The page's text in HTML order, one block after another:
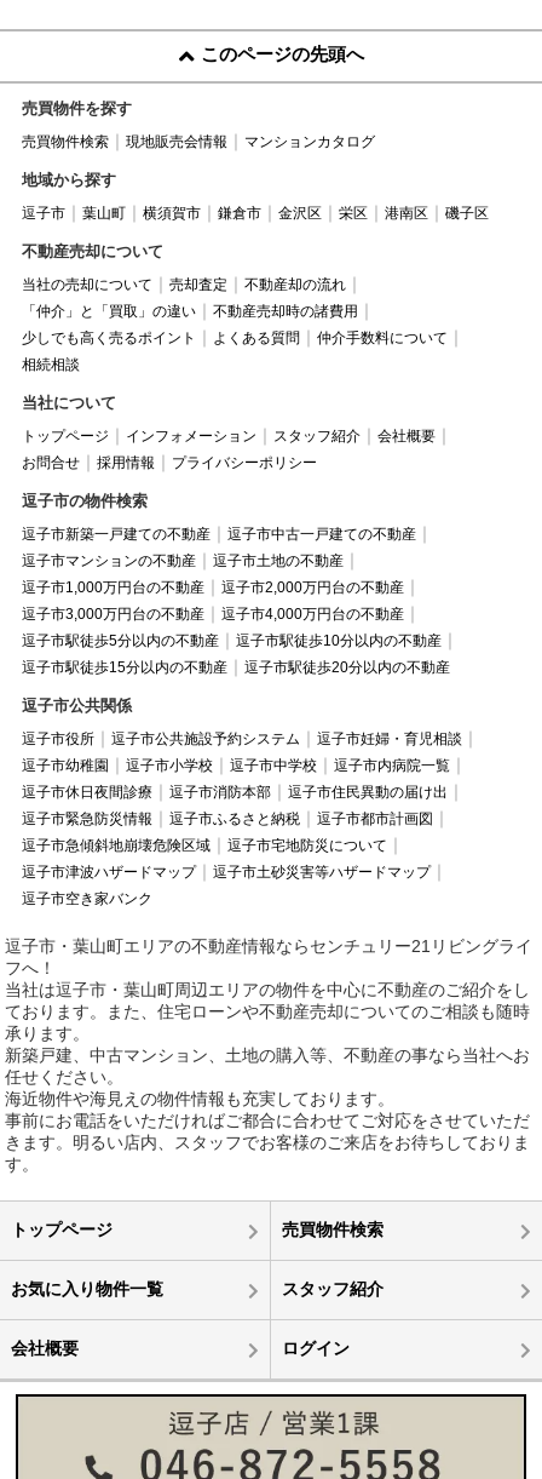
このページの先頭へ
売買物件を探す
売買物件検索 現地販売会情報 マンションカタログ
地域から探す
逗子市 葉山町 横須賀市 鎌倉市 金沢区 栄区 港南区 磯子区
不動産売却について
当社の売却について 売却査定
不動産却の流れ
「仲介」と「買取」の違い
不動産売却時の諸費用
少しでも高く売るポイント
よくある質問
仲介手数料について
相続相談
当社について
トップページ インフォメーション スタッフ紹介
会社概要
お問合せ
採用情報 プライバシーポリシー
逗子市の物件検索
逗子市新築一戸建ての不動産
逗子市中古一戸建ての不動産
逗子市マンションの不動産
逗子市土地の不動産
逗子市1,000万円台の不動産
逗子市2,000万円台の不動産
逗子市3,000万円台の不動産
逗子市4,000万円台の不動産
逗子市駅徒歩5分以内の不動産
逗子市駅徒歩10分以内の不動産
逗子市駅徒歩15分以内の不動産
逗子市駅徒歩20分以内の不動産
逗子市公共関係
逗子市役所 逗子市公共施設予約システム
逗子市妊婦・育児相談
逗子市幼稚園
逗子市小学校 逗子市中学校
逗子市内病院一覧
逗子市休日夜間診療
逗子市消防本部
逗子市住民異動の届け出
逗子市緊急防災情報
逗子市ふるさと納税
逗子市都市計画図
逗子市急傾斜地崩壊危険区域
逗子市宅地防災について
逗子市津波ハザードマップ
逗子市土砂災害等ハザードマップ
逗子市空き家バンク
逗子市・葉山町エリアの不動産情報ならセンチュリー21リビングライ
フへ！
当社は逗子市・葉山町周辺エリアの物件を中心に不動産のご紹介をし
ております。また、住宅ローンや不動産売却についてのご相談も随時
承ります。
新築戸建、中古マンション、土地の購入等、不動産の事なら当社へお
任せください。
海近物件や海見えの物件情報も充実しております。
事前にお電話をいただければご都合に合わせてご対応をさせていただ
きます。明るい店内、スタッフでお客様のご来店をお待ちしておりま
す。
トップページ 売買物件検索
お気に入り物件一覧 スタッフ紹介
会社概要 ログイン